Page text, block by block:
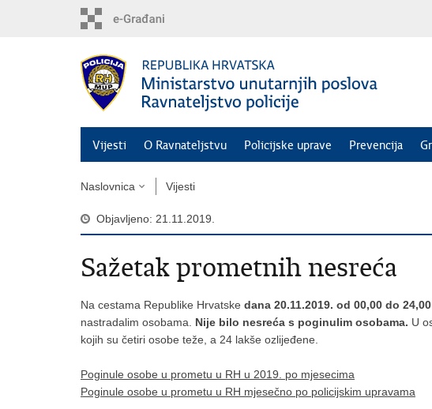
Vijesti O Ravnateljstvu Policijske uprave Prevencija
Naslovnica Vijesti
Objavljeno: 21.11.2019.
Sažetak prometnih nesreća
Na cestama Republike Hrvatske dana 20.11.2019. od 00,00 do
nastradalim osobama. Nije bilo nesreća s poginulim osobama. U
kojih su četiri osobe teže, a 24 lakše ozlijeđene.
Poginule osobe u prometu u RH u 2019. po mjesecima
Poginule osobe u prometu u RH mjesečno po policijskim upravama